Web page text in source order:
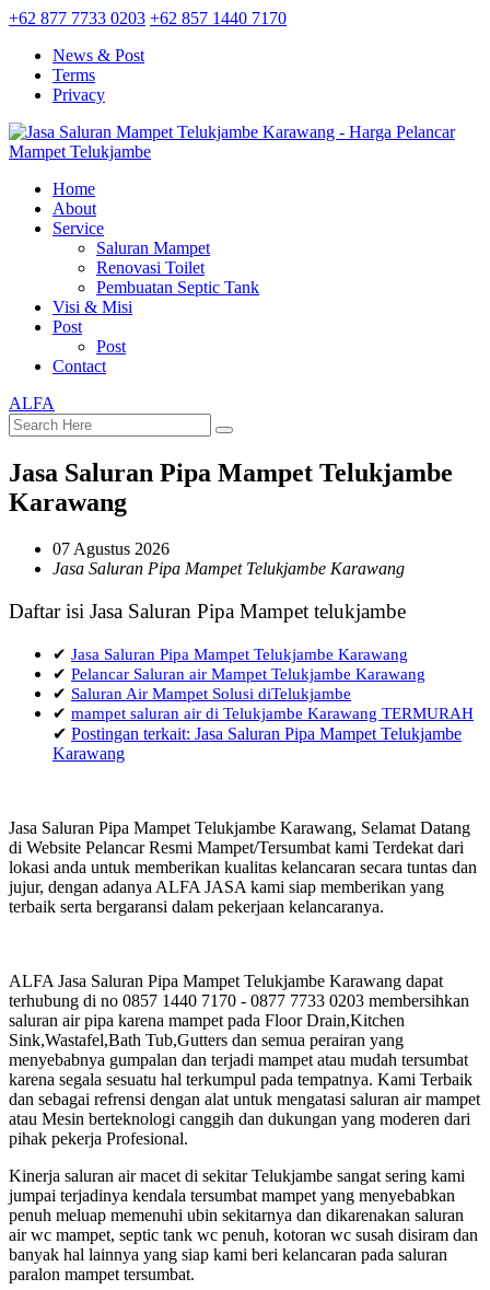
+62 877 7733 0203 +62 857 1440 7170
News & Post
Terms
Privacy
Home
About
Service
Saluran Mampet
Renovasi Toilet
Pembuatan Septic Tank
Visi & Misi
Post
Post
Contact
ALFA
Jasa Saluran Pipa Mampet Telukjambe
Karawang
07 Agustus 2026
Jasa Saluran Pipa Mampet Telukjambe Karawang
Daftar isi Jasa Saluran Pipa Mampet telukjambe
✔ Jasa Saluran Pipa Mampet Telukjambe Karawang
✔ Pelancar Saluran air Mampet Telukjambe Karawang
✔ Saluran Air Mampet Solusi diTelukjambe
✔ mampet saluran air di Telukjambe Karawang TERMURAH
✔ Postingan terkait: Jasa Saluran Pipa Mampet Telukjambe
Karawang
Jasa Saluran Pipa Mampet Telukjambe Karawang, Selamat Datang
di Website Pelancar Resmi Mampet/Tersumbat kami Terdekat dari
lokasi anda untuk memberikan kualitas kelancaran secara tuntas dan
jujur, dengan adanya ALFA JASA kami siap memberikan yang
terbaik serta bergaransi dalam pekerjaan kelancaranya.
ALFA Jasa Saluran Pipa Mampet Telukjambe Karawang dapat
terhubung di no 0857 1440 7170 - 0877 7733 0203 membersihkan
saluran air pipa karena mampet pada Floor Drain,Kitchen
Sink,Wastafel,Bath Tub,Gutters dan semua perairan yang
menyebabnya gumpalan dan terjadi mampet atau mudah tersumbat
karena segala sesuatu hal terkumpul pada tempatnya. Kami Terbaik
dan sebagai refrensi dengan alat untuk mengatasi saluran air mampet
atau Mesin berteknologi canggih dan dukungan yang moderen dari
pihak pekerja Profesional.
Kinerja saluran air macet di sekitar Telukjambe sangat sering kami
jumpai terjadinya kendala tersumbat mampet yang menyebabkan
penuh meluap memenuhi ubin sekitarnya dan dikarenakan saluran
air wc mampet, septic tank wc penuh, kotoran wc susah disiram dan
banyak hal lainnya yang siap kami beri kelancaran pada saluran
paralon mampet tersumbat.